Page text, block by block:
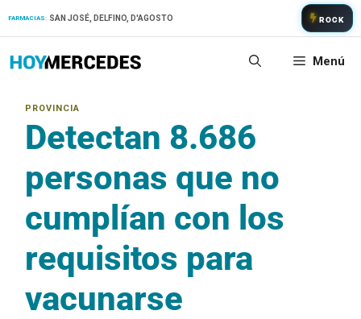
FARMACIAS: SAN JOSÉ, DELFINO, D'AGOSTO ROCK
Menú
Detectan 8.686
personas que no
cumplían con los
requisitos para
vacunarse